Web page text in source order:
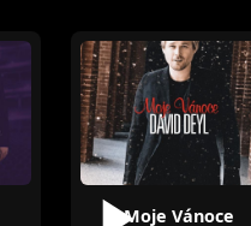
Moje Vánoce